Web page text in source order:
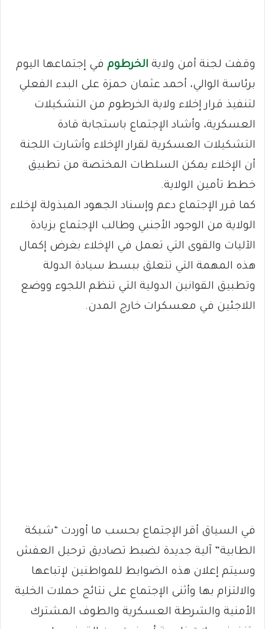
وقفت لجنة أمن ولاية الخرطوم في إجتماعها اليوم
برئاسة الوالي، أحمد عثمان حمزة على البدء الفعلي
لتنفيذ قرار إخلاء ولاية الخرطوم من التشكيلات
العسكرية، وأشاد الإجتماع باستجابة قادة
التشكيلات العسكرية لقرار الإخلاء وأشارت اللجنة
أن الإخلاء يمكن السلطات المختصة من تطبيق
خطط تأمين الولاية.
كما قرر الإجتماع دعم وإسناد الجهود المبذولة لإخلاء
الولاية من الوجود الأجنبي وطالب الإجتماع بزيادة
الآليات والقوى التي تعمل في الإخلاء بغرض إكمال
هذه المهمة التي تتعلق ببسط سيادة الدولة
وتطبيق القوانين الدولية التي تنظم اللجوء ووضع
اللاجئين في معسكرات خارج المدن.
في السياق أقر الإجتماع بحسب ما أوردت “شبكة
الطابية” آلية جديدة لضبط تصاديق ترحيل العفش
وسيتم إعلان هذه الضوابط للمواطنين لإتباعها
والالتزام بها وأثنى الإجتماع على نتائج حملات الخلية
الأمنية والشرطة العسكرية والطوف المشترك